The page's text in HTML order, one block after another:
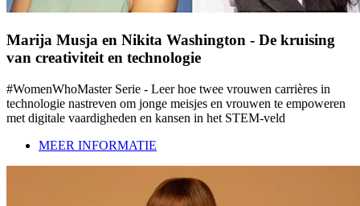
Marija Musja en Nikita Washington - De kruising
van creativiteit en technologie
#WomenWhoMaster Serie - Leer hoe twee vrouwen carrières in
technologie nastreven om jonge meisjes en vrouwen te empoweren
met digitale vaardigheden en kansen in het STEM-veld
MEER INFORMATIE